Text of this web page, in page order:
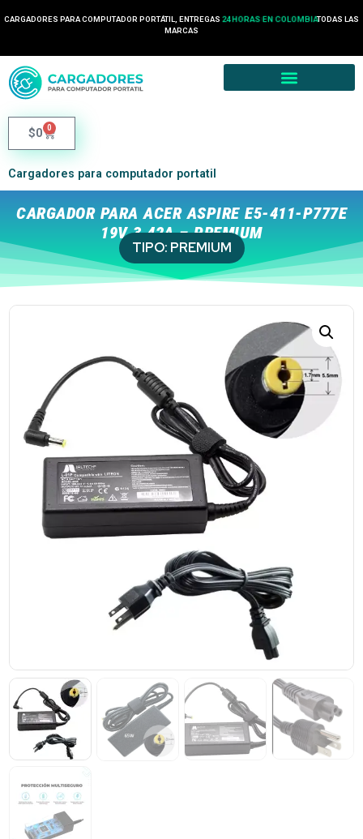
CARGADORES PARA COMPUTADOR PORTÁTIL, ENTREGAS 24 HORAS EN COLOMBIATODAS LAS
MARCAS
$0 0
Cargadores para computador portatil
CARGADOR PARA ACER ASPIRE E5-411-P777E
19V 3.42A – PREMIUM
TIPO: PREMIUM